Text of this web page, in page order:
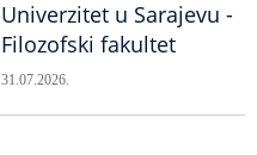
Univerzitet u Sarajevu -
Filozofski fakultet
31.07.2026.